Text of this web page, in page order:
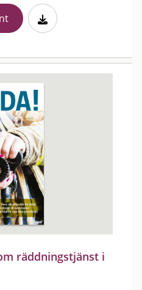
räddningstjänst i